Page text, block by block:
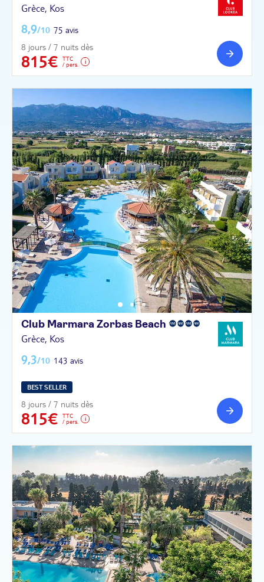
Grèce, Kos
8,9/10 75 avis
8 jours / 7 nuits dès
815€
TTC
/ pers.
Club Marmara Zorbas Beach
Grèce, Kos
9,3/10 143 avis
BEST SELLER
8 jours / 7 nuits dès
815€
TTC
/ pers.